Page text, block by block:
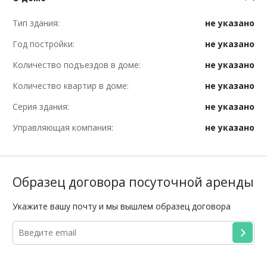
Тип здания:
не указано
Год постройки:
не указано
Количество подъездов в доме:
не указано
Количество квартир в доме:
не указано
Серия здания:
не указано
Управляющая компания:
не указано
Образец договора посуточной аренды
Укажите вашу почту и мы вышлем образец договора